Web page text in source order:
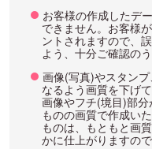
お客様の作成したデ
できません。お客様
ントされますので、
よう、十分ご確認の
画像(写真)やスタン
なるよう画質を下げ
画像やフチ(境目)部
ものの画質で作成い
ものは、もともと画
かに仕上がりますの